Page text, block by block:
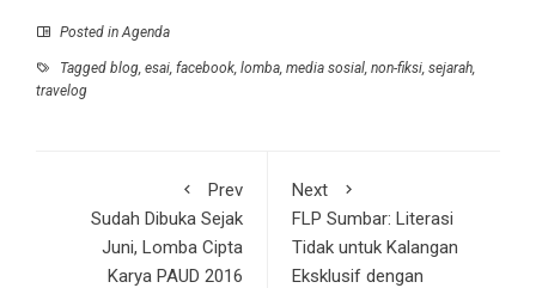
Posted inAgenda
Tagged blog, esai, facebook, lomba, media sosial, non-fiksi, sejarah,
travelog
Prev
Sudah Dibuka Sejak
Juni, Lomba Cipta
Karya PAUD 2016
Next
FLP Sumbar: Literasi
Tidak untuk Kalangan
Eksklusif dengan